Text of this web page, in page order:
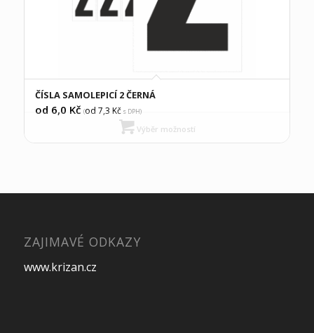
ČÍSLA SAMOLEPICÍ 2 ČERNÁ
od 6,0 Kč (od 7,3 Kčs DPH)
Výběr možností
ZAJIMAVÉ ODKAZY
www.krizan.cz